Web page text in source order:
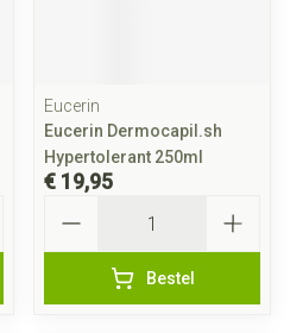
Eucerin
Eucerin Dermocapil.sh
Hypertolerant 250ml
€ 19,95
Bestel